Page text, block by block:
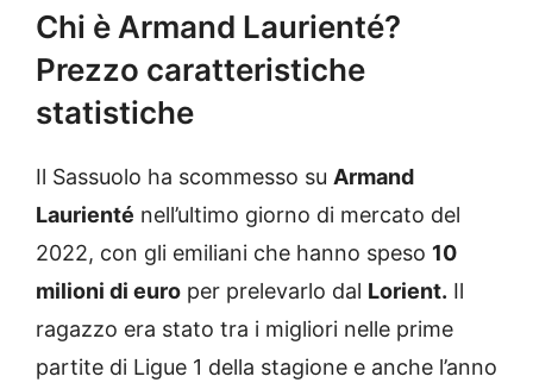
Chi è Armand Laurienté?
Prezzo caratteristiche
statistiche
Il Sassuolo ha scommesso su Armand
Laurienté nell’ultimo giorno di mercato del
2022, con gli emiliani che hanno speso 10
milioni di euro per prelevarlo dal Lorient. Il
ragazzo era stato tra i migliori nelle prime
partite di Ligue 1 della stagione e anche l’anno